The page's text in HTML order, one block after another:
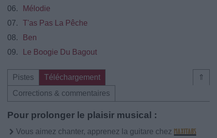
06.
Mélodie
07.
T'as Pas La Pêche
08.
Ben
09.
Le Boogie Du Bagout
⇑
Pistes
Téléchargement
Corrections & commentaires
Pour prolonger le plaisir musical :
Vous aimez chanter, apprenez la guitare chez